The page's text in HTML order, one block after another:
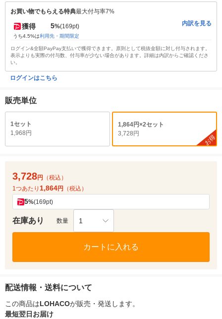
お買い物でもらえる特典最大付与率7%
獲得 5%(169pt)
うち4.5%は利用先・期間限定
内訳を見る
ログイン&全額PayPay支払いで獲得できます。原則として税抜金額に対し付与されます。
表示よりも実際の付与数、付与率が少ない場合があります。詳細は内訳からご確認くださ
い。
ログインはこちら
販売単位
1セット
1,968円
1,864円×2セット
3,728円
お得
3,728円
（税込）
1つあたり 1,864円 （税込）
5%(169pt)
在庫あり 数量 1
カートに入れる
配送情報・送料について
この商品はLOHACOが販売・発送します。
最短翌日お届け